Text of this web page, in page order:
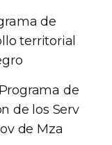
de
territorial
de
de los Serv
de Mza